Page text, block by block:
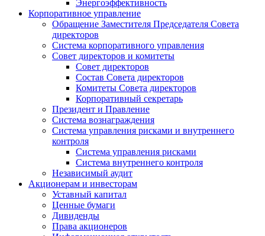
Энергоэффективность
Корпоративное управление
Обращение Заместителя Председателя Совета
директоров
Система корпоративного управления
Совет директоров и комитеты
Совет директоров
Состав Совета директоров
Комитеты Совета директоров
Корпоративный секретарь
Президент и Правление
Система вознаграждения
Система управления рисками и внутреннего
контроля
Система управления рисками
Система внутреннего контроля
Независимый аудит
Акционерам и инвесторам
Уставный капитал
Ценные бумаги
Дивиденды
Права акционеров